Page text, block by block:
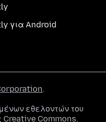
για Android
.
εθελοντών του
Creative Commons.